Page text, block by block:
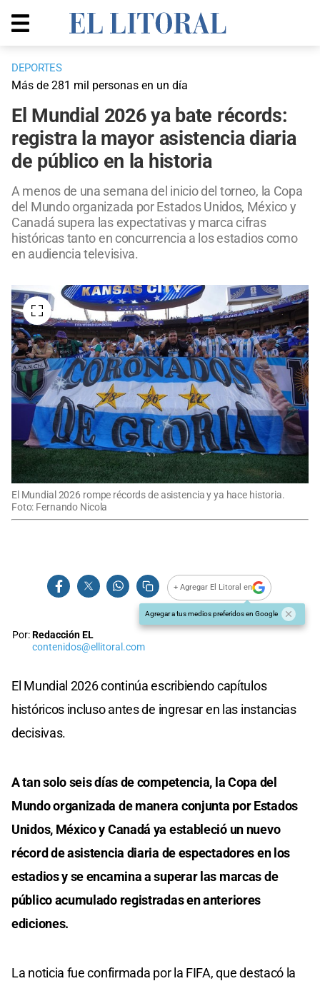
DEPORTES
Más de 281 mil personas en un día
El Mundial 2026 ya bate récords:
registra la mayor asistencia diaria
de público en la historia
A menos de una semana del inicio del torneo, la Copa
del Mundo organizada por Estados Unidos, México y
Canadá supera las expectativas y marca cifras
históricas tanto en concurrencia a los estadios como
en audiencia televisiva.
El Mundial 2026 rompe récords de asistencia y ya hace historia.
Foto: Fernando Nicola
+ Agregar El Litoral en
Agregar a tus medios preferidos en Google
Por:Redacción EL
contenidos@ellitoral.com
El Mundial 2026 continúa escribiendo capítulos
históricos incluso antes de ingresar en las instancias
decisivas.
A tan solo seis días de competencia, la Copa del
Mundo organizada de manera conjunta por Estados
Unidos, México y Canadá ya estableció un nuevo
récord de asistencia diaria de espectadores en los
estadios y se encamina a superar las marcas de
público acumulado registradas en anteriores
ediciones.
La noticia fue confirmada por la FIFA, que destacó la